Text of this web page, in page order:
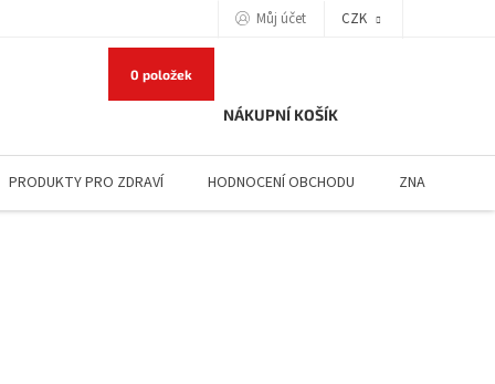
Můj účet CZK
NÁKUPNÍ KOŠÍK
0 položek
PRODUKTY PRO ZDRAVÍ HODNOCENÍ OBCHODU ZNAČKY